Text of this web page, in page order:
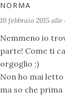
NORMA
10 febbraio 2015 alle
Nemmeno io
parte! Come ti
orgoglio ;)
Non ho mai
ma so che